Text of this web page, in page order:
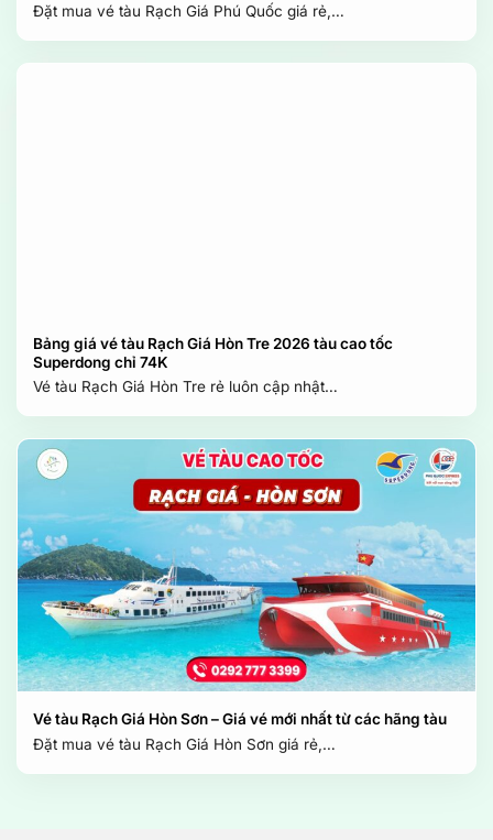
Đặt mua vé tàu Rạch Giá Phú Quốc giá rẻ,…
Bảng giá vé tàu Rạch Giá Hòn Tre 2026 tàu cao tốc
Superdong chỉ 74K
Vé tàu Rạch Giá Hòn Tre rẻ luôn cập nhật…
Vé tàu Rạch Giá Hòn Sơn – Giá vé mới nhất từ các hãng tàu
Đặt mua vé tàu Rạch Giá Hòn Sơn giá rẻ,…